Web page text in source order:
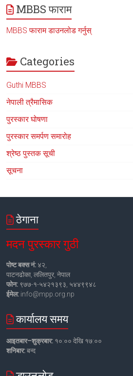
MBBS फाराम
MBBS फाराम डाउनलोड गर्नुस्
Categories
Guthi MBBS
नेपाली त्रैमासिक
पुरस्कार घोषणा
पुरस्कार समर्पण समारोह
श्रेष्ठ पुस्तक सूची
सूचना
ठेगाना
मदन पुरस्कार गुठी
पोष्ट बक्स नं: ४२,
पाटनढोका, ललितपुर, नेपाल
फोन: ९७७-१-५४२१३९३, ५४४९९४८
ईमेल: info@mpp.org.np
कार्यालय समय
आइतबार–शुक्रबार: १०:०० देखि १७:००
शनिबार:बन्द